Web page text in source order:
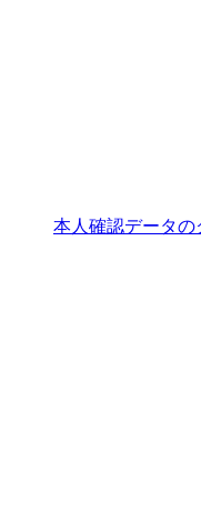
本人確認データ